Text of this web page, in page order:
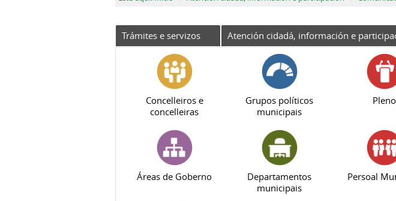
Trámites e servizos Atención cidadá, información e
Concelleiros e
concelleiras
Grupos políticos
municipais
Pleno
Áreas de Goberno
Departamentos
municipais
Persoal